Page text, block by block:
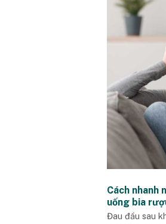
Cách nhanh
uống bia
Đau đầu sau